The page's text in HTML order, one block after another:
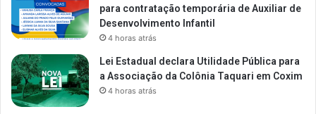
para contratação temporária de Auxiliar de
Desenvolvimento Infantil
4 horas atrás
Lei Estadual declara Utilidade Pública para
a Associação da Colônia Taquari em Coxim
4 horas atrás